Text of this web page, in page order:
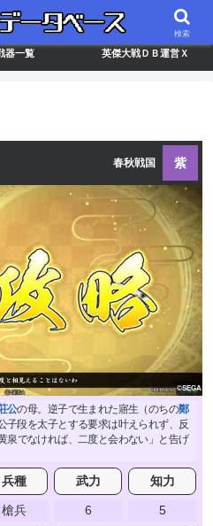
ランキング カードリスト
器一覧 英傑大戦ＤＢ運営Ｘ
春秋戦国 紫
公の母。逆子で生まれた寤生（のちの鄭
子段を太子とする要求は叶えられず、反
泉でなければ、二度と会わない」と告げ
兵種 武力 知力
槍兵 6 5
検索